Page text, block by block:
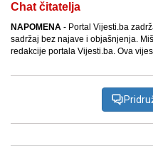
Chat čitatelja
NAPOMENA - Portal Vijesti.ba
sadržaj bez najave i objašnjenja.
redakcije portala Vijesti.ba. Ova